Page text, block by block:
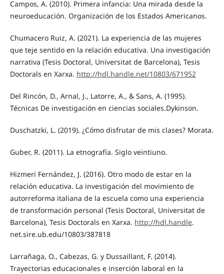
Campos, A. (2010). Primera infancia: Una mirada desde la
neuroeducación. Organización de los Estados Americanos.
Chumacero Ruiz, A. (2021). La experiencia de las mujeres
que teje sentido en la relación educativa. Una investigación
narrativa (Tesis Doctoral, Universitat de Barcelona), Tesis
Doctorals en Xarxa. http://hdl.handle.net/10803/671952
Del Rincón, D., Arnal, J., Latorre, A., & Sans, A. (1995).
Técnicas De investigación en ciencias sociales.Dykinson.
Duschatzki, L. (2019). ¿Cómo disfrutar de mis clases? Morata.
Guber, R. (2011). La etnografía. Siglo veintiuno.
Hizmeri Fernández, J. (2016). Otro modo de estar en la
relación educativa. La investigación del movimiento de
autorreforma italiana de la escuela como una experiencia
de transformación personal (Tesis Doctoral, Universitat de
Barcelona), Tesis Doctorals en Xarxa. http://hdl.handle.
net.sire.ub.edu/10803/387818
Larrañaga, O., Cabezas, G. y Dussaillant, F. (2014).
Trayectorias educacionales e inserción laboral en la